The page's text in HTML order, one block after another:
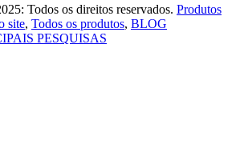
Todos os direitos reservados. Produtos
site, Todos os produtos, BLOG
PESQUISAS